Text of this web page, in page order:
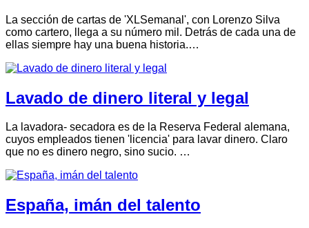
La sección de cartas de 'XLSemanal', con Lorenzo Silva
como cartero, llega a su número mil. Detrás de cada una de
ellas siempre hay una buena historia.…
Lavado de dinero literal y legal
La lavadora- secadora es de la Reserva Federal alemana,
cuyos empleados tienen 'licencia' para lavar dinero. Claro
que no es dinero negro, sino sucio. …
España, imán del talento